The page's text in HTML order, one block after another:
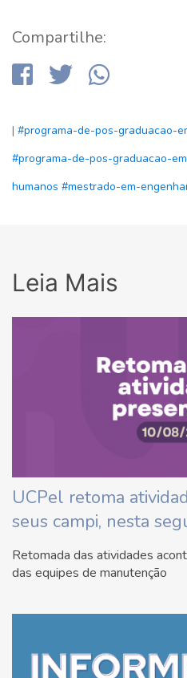
Compartilhe:
| #programa-de-pos-graduacao-
#programa-de-pos-graduacao-
humanos #mestrado-em-
Leia Mais
UCPel retoma
seus campi, nesta
Retomada das atividades
das equipes de manutenção